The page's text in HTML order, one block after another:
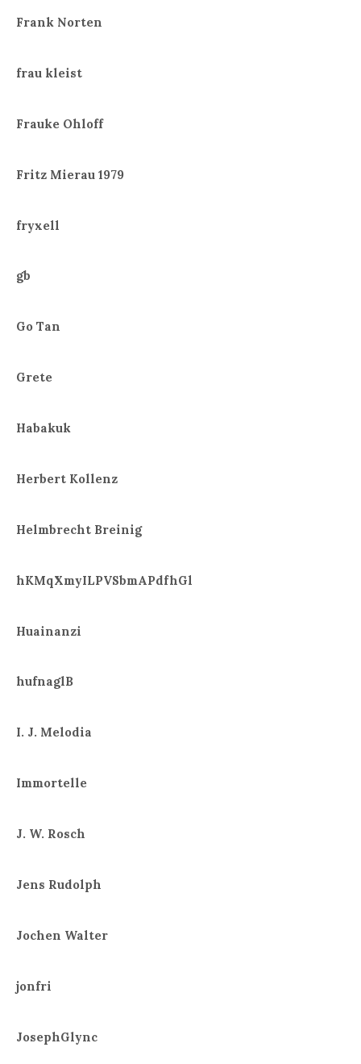
Frank Norten
frau kleist
Frauke Ohloff
Fritz Mierau 1979
fryxell
gb
Go Tan
Grete
Habakuk
Herbert Kollenz
Helmbrecht Breinig
hKMqXmyILPVSbmAPdfhGl
Huainanzi
hufnaglB
I. J. Melodia
Immortelle
J. W. Rosch
Jens Rudolph
Jochen Walter
jonfri
JosephGlync